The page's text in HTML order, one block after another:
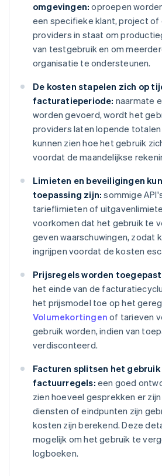
omgevingen: oproepen
een specifieke klant, project
providers in staat om
van testgebruik en om
organisatie te ondersteunen.
De kosten stapelen zich op
facturatieperiode: naarmate
worden gevoerd, wordt het
providers laten lopende
kunnen zien hoe het gebruik
voordat de maandelijkse
Limieten en beveiligingen
toepassing zijn: sommige
tarieflimieten of
voorkomen dat het gebruik te
geven waarschuwingen, zodat
ingrijpen voordat de kosten
Prijsregels worden
het einde van de
het prijsmodel toe op het
Volumekortingen of tarieven
gebruik worden, indien van
verdisconteerd.
Facturen splitsen het gebruik
factuurregels: een goed
zien hoeveel gesprekken er
diensten of eindpunten zijn
kosten zijn berekend. Deze
mogelijk om het gebruik te
logboeken.